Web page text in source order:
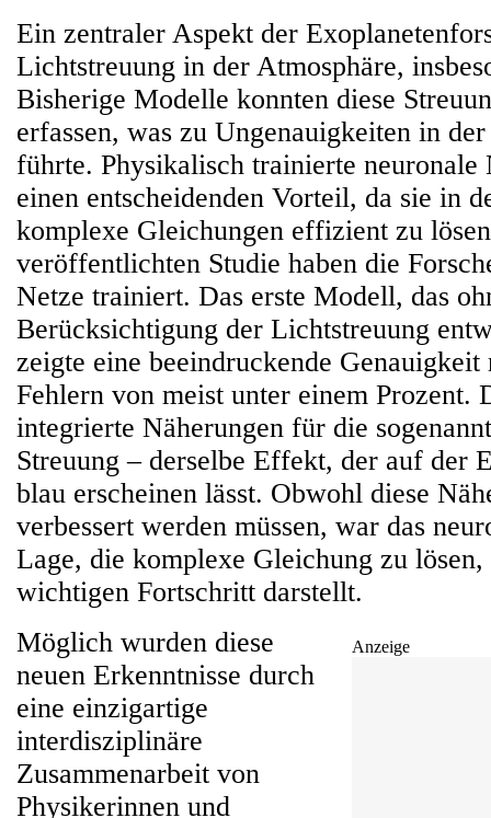
Ein zentraler Aspekt der
Lichtstreuung in der Atmosphäre,
Bisherige Modelle konnten diese
erfassen, was zu Ungenauigkeiten in
führte. Physikalisch trainierte neuronale
einen entscheidenden Vorteil, da sie in
komplexe Gleichungen effizient zu
veröffentlichten Studie haben die
Netze trainiert. Das erste Modell, das
Berücksichtigung der Lichtstreuung
zeigte eine beeindruckende
Fehlern von meist unter einem Prozent.
integrierte Näherungen für die
Streuung – derselbe Effekt, der auf der
blau erscheinen lässt. Obwohl diese
verbessert werden müssen, war das
Lage, die komplexe Gleichung zu lösen,
wichtigen Fortschritt darstellt.
Anzeige
Möglich wurden diese
neuen Erkenntnisse durch
eine einzigartige
interdisziplinäre
Zusammenarbeit von
Physikerinnen und